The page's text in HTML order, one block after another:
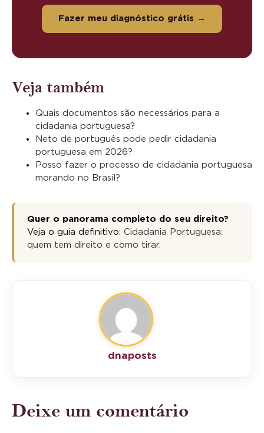
Fazer meu diagnóstico grátis →
Veja também
Quais documentos são necessários para a
cidadania portuguesa?
Neto de português pode pedir cidadania
portuguesa em 2026?
Posso fazer o processo de cidadania portuguesa
morando no Brasil?
Quer o panorama completo do seu direito?
Veja o guia definitivo: Cidadania Portuguesa:
quem tem direito e como tirar.
dnaposts
Deixe um comentário